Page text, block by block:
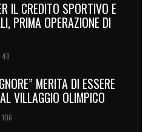
IL CREDITO SPORTIVO E
PRIMA OPERAZIONE DI
48
MERITA DI ESSERE
VILLAGGIO OLIMPICO
106